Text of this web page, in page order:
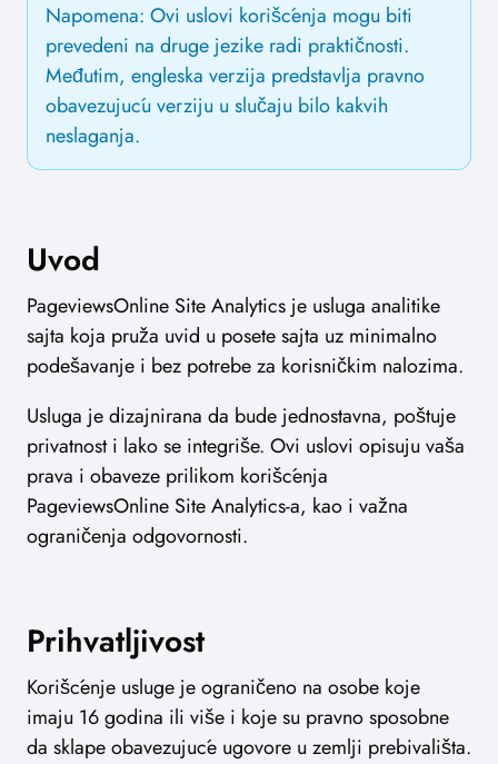
Napomena: Ovi uslovi korišćenja mogu biti
prevedeni na druge jezike radi praktičnosti.
Međutim, engleska verzija predstavlja pravno
obavezujuću verziju u slučaju bilo kakvih
neslaganja.
Uvod
PageviewsOnline Site Analytics je usluga analitike
sajta koja pruža uvid u posete sajta uz minimalno
podešavanje i bez potrebe za korisničkim nalozima.
Usluga je dizajnirana da bude jednostavna, poštuje
privatnost i lako se integriše. Ovi uslovi opisuju vaša
prava i obaveze prilikom korišćenja
PageviewsOnline Site Analytics-a, kao i važna
ograničenja odgovornosti.
Prihvatljivost
Korišćenje usluge je ograničeno na osobe koje
imaju 16 godina ili više i koje su pravno sposobne
da sklape obavezujuće ugovore u zemlji prebivališta.